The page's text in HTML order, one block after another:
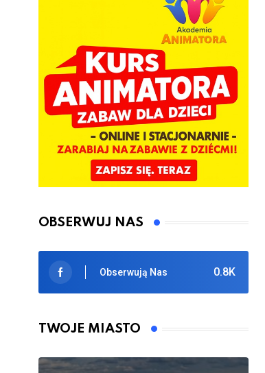
OBSERWUJ NAS
0.8K
Obserwują Nas
TWOJE MIASTO